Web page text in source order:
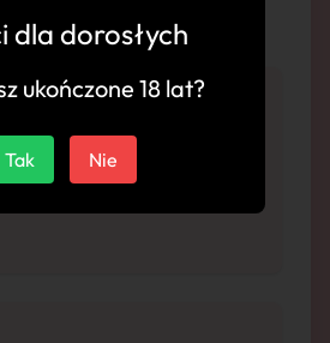
Zjawiskowe ciało.
atmosfera. Jak dla
dla dorosłych
ukończone 18 lat?
Tak Nie